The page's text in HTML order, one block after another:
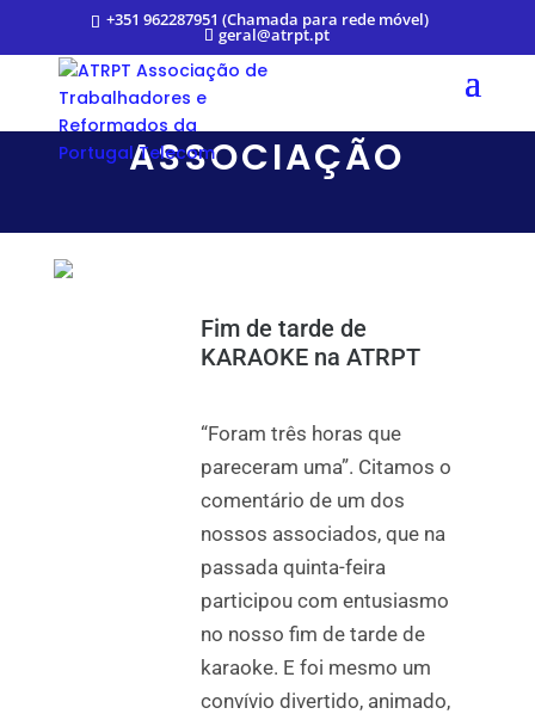
+351 962287951 (Chamada para rede móvel)
geral@atrpt.pt
ASSOCIAÇÃO
Fim de tarde de
KARAOKE na ATRPT
“Foram três horas que
pareceram uma”. Citamos o
comentário de um dos
nossos associados, que na
passada quinta-feira
participou com entusiasmo
no nosso fim de tarde de
karaoke. E foi mesmo um
convívio divertido, animado,